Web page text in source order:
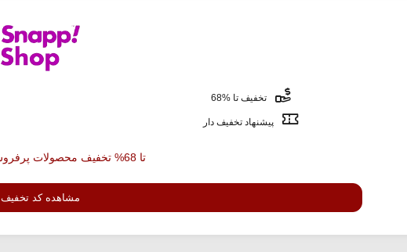
تخفیف تا %68
پیشنهاد تخفیف دار
تا 68% تخفیف محصولات پرفروش اسنپ شاپ
مشاهده کد تخفیف